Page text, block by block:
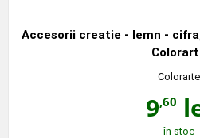
Accesorii creatie - lemn -
Colorarte
9,60
în stoc